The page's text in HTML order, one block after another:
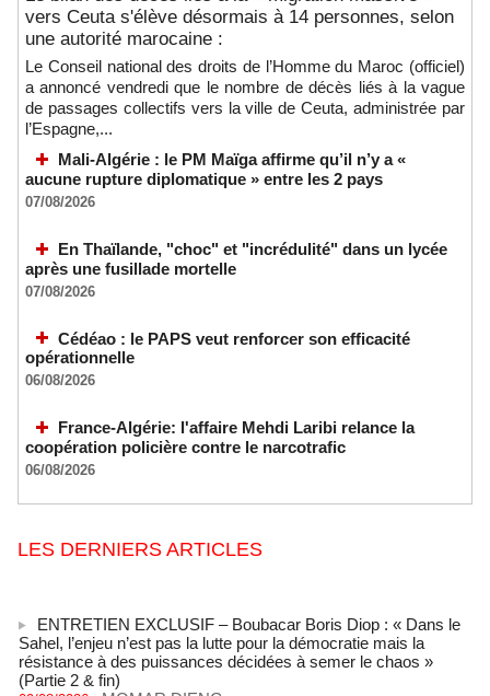
vers Ceuta s'élève désormais à 14 personnes, selon
une autorité marocaine :
Le Conseil national des droits de l’Homme du Maroc (officiel)
a annoncé vendredi que le nombre de décès liés à la vague
de passages collectifs vers la ville de Ceuta, administrée par
l’Espagne,...
Mali-Algérie : le PM Maïga affirme qu’il n’y a «
aucune rupture diplomatique » entre les 2 pays
07/08/2026
En Thaïlande, "choc" et "incrédulité" dans un lycée
après une fusillade mortelle
07/08/2026
Cédéao : le PAPS veut renforcer son efficacité
opérationnelle
06/08/2026
France-Algérie: l'affaire Mehdi Laribi relance la
coopération policière contre le narcotrafic
06/08/2026
LES DERNIERS ARTICLES
Sahel, l’enjeu n’est pas la lutte pour la démocratie mais la
résistance à des puissances décidées à semer le chaos »
(Partie 2 & fin)
09/08/2026 -MOMAR DIENG